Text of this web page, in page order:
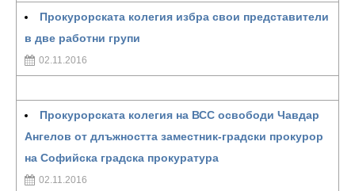
Прокурорската колегия избра свои представители
в две работни групи
02.11.2016
Прокурорската колегия на ВСС освободи Чавдар
Ангелов от длъжността заместник-градски прокурор
на Софийска градска прокуратура
02.11.2016